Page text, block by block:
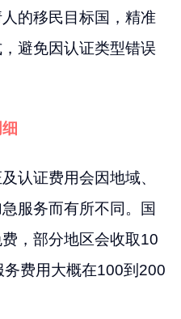
的移民目标国，精准
避免因认证类型错误
认证费用会因地域、
服务而有所不同。国
，部分地区会收取10
费用大概在100到200